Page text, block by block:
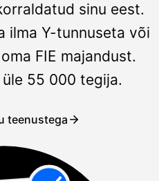
sinu eest.
ilma Y-tunnuseta või
FIE majandust.
55 000 tegija.
teenustega